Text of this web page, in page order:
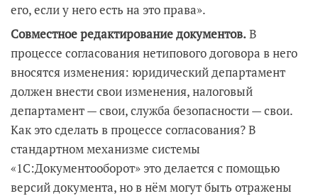
его, если у него есть на это права».
Совместное редактирование документов.В
процессе согласования нетипового договора в него
вносятся изменения: юридический департамент
должен внести свои изменения, налоговый
департамент — свои, служба безопасности — свои.
Как это сделать в процессе согласования? В
стандартном механизме системы
«1С:Документооборот» это делается с помощью
версий документа, но в нём могут быть отражены